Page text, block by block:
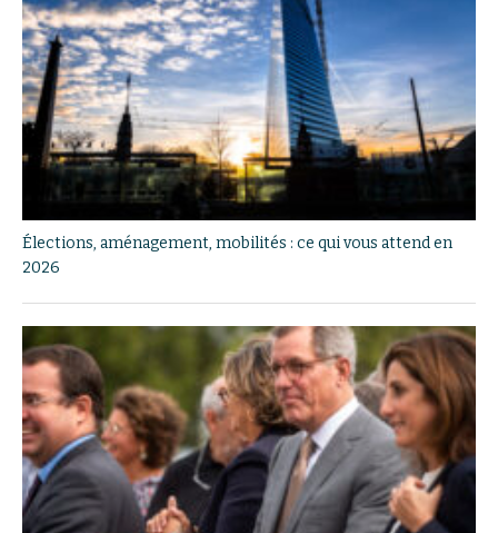
Élections, aménagement, mobilités : ce qui vous attend en
2026